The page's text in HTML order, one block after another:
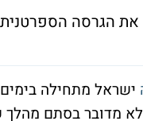
הגרסה הספרטנית
מדובר בסתם